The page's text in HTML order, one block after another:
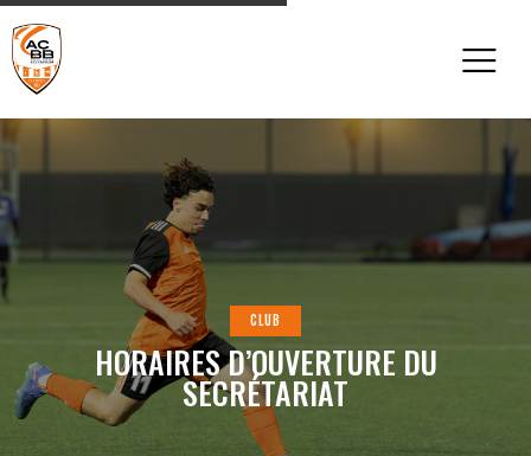
CLUB
HORAIRES D’OUVERTURE DU
SECRÉTARIAT